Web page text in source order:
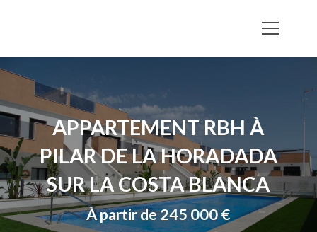
APPARTEMENT RBH À
PILAR DE LA HORADADA
SUR LA COSTA BLANCA
À partir de 245 000 €